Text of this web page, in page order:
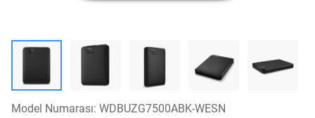
Model Numarası: WDBUZG7500ABK-WESN